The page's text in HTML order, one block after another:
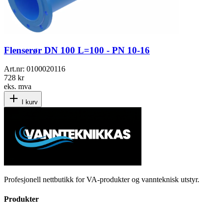
Flenserør DN 100 L=100 - PN 10-16
Art.nr: 0100020116
728 kr
eks. mva
I kurv
Profesjonell nettbutikk for VA-produkter og vannteknisk utstyr.
Produkter